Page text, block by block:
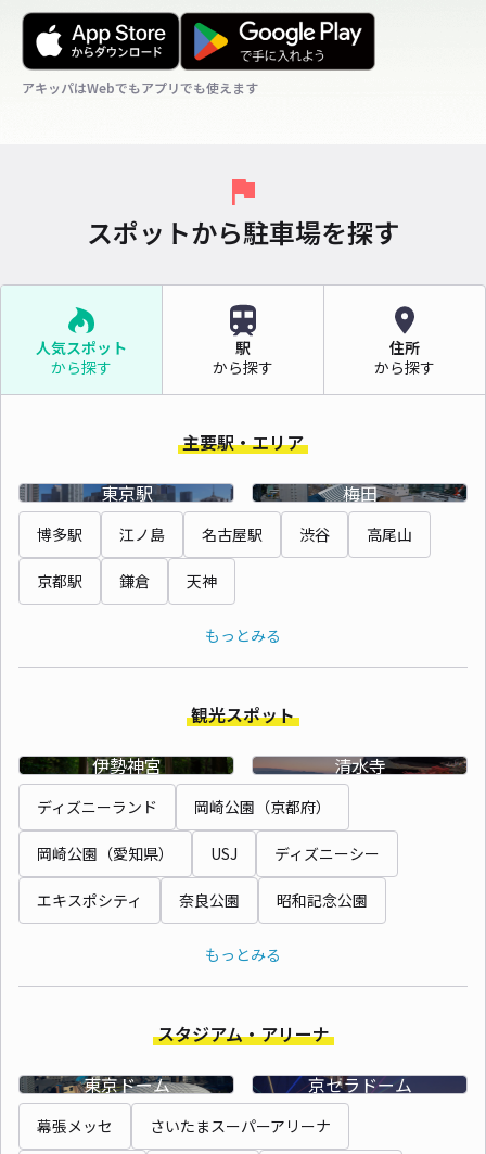
アキッパはWebでもアプリでも使えます
アキッパはWebでもアプリでも使えます
アキッパはWebでもアプリでも使えます
スポットから駐車場を探す
人気スポット
から探す
駅
から探す
住所
から探す
主要駅・エリア
東京駅
梅田
博多駅 江ノ島 名古屋駅 渋谷 高尾山
京都駅 鎌倉 天神
もっとみる
観光スポット
伊勢神宮
清水寺
ディズニーランド 岡崎公園（京都府）
岡崎公園（愛知県） USJ ディズニーシー
エキスポシティ 奈良公園 昭和記念公園
もっとみる
スタジアム・アリーナ
東京ドーム
京セラドーム
幕張メッセ さいたまスーパーアリーナ